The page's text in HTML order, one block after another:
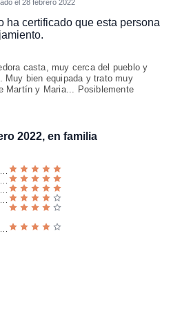
el 28 febrero 2022
ha certificado que esta persona
casta, muy cerca del pueblo y
Muy bien equipada y trato muy
Martín y Maria... Posiblemente
2022, en familia